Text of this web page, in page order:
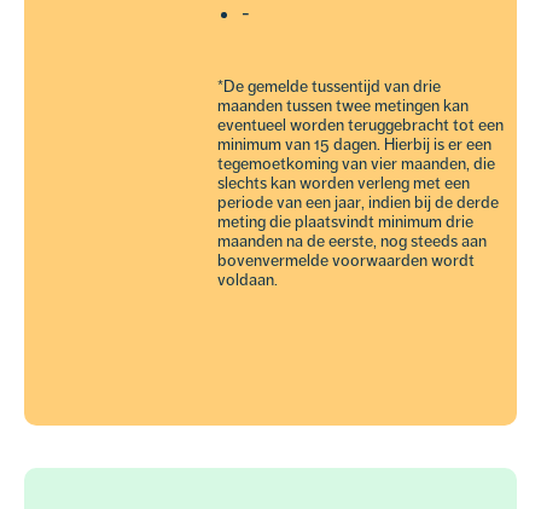
-
*De gemelde tussentijd van drie
maanden tussen twee metingen kan
eventueel worden teruggebracht tot een
minimum van 15 dagen. Hierbij is er een
tegemoetkoming van vier maanden, die
slechts kan worden verleng met een
periode van een jaar, indien bij de derde
meting die plaatsvindt minimum drie
maanden na de eerste, nog steeds aan
bovenvermelde voorwaarden wordt
voldaan.